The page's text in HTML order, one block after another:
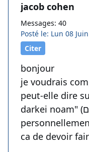
jacob cohen
Messages: 40
Posté le: Lun 08
Citer
bonjour
je voudrais
peut-elle dire
ca de devoir